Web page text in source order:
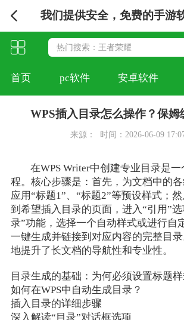
我们提供安全，免费的手游
首页 pc软件 安卓软件
WPS插入目录怎么操作？保姆
来源： 时间：2026-06-09
在WPS Writer中创建专业目录是
程。核心步骤是：首先，为文档中的
应用“标题1”、“标题2”等预设样式；
到希望插入目录的页面，进入“引用”选
录”功能，选择一个自动样式或进行自
一键生成并链接到对应内容的完整目
地提升了长文档的导航性和专业性。
目录生成的基础：为何必须设置标题样
如何在WPS中自动生成目录？
插入目录的详细步骤
深入解读“目录”对话框选项